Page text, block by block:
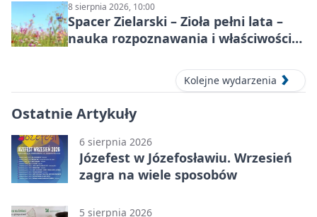
8 sierpnia 2026, 10:00
Spacer Zielarski – Zioła pełni lata –
nauka rozpoznawania i właściwości
Kolejne wydarzenia
Ostatnie Artykuły
6 sierpnia 2026
Józefest w Józefosławiu. Wrzesień
zagra na wiele sposobów
5 sierpnia 2026